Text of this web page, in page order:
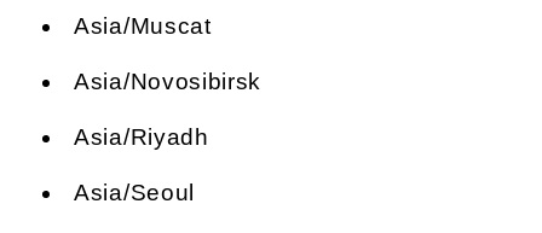
Asia/Muscat
Asia/Novosibirsk
Asia/Riyadh
Asia/Seoul